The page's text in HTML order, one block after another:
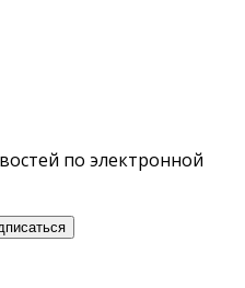
по электронной